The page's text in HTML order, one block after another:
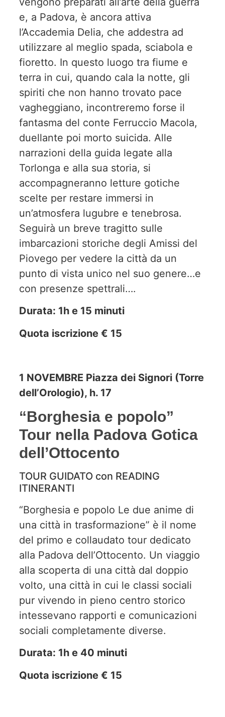
e, a Padova, è ancora attiva
l’Accademia Delia, che addestra ad
utilizzare al meglio spada, sciabola e
fioretto. In questo luogo tra fiume e
terra in cui, quando cala la notte, gli
spiriti che non hanno trovato pace
vagheggiano, incontreremo forse il
fantasma del conte Ferruccio Macola,
duellante poi morto suicida. Alle
narrazioni della guida legate alla
Torlonga e alla sua storia, si
accompagneranno letture gotiche
scelte per restare immersi in
un’atmosfera lugubre e tenebrosa.
Seguirà un breve tragitto sulle
imbarcazioni storiche degli Amissi del
Piovego per vedere la città da un
punto di vista unico nel suo genere…e
con presenze spettrali….
Durata: 1h e 15 minuti
Quota iscrizione € 15
1 NOVEMBRE Piazza dei Signori (Torre
dell’Orologio), h. 17
“Borghesia e popolo”
Tour nella Padova Gotica
dell’Ottocento
TOUR GUIDATO con READING
ITINERANTI
“Borghesia e popolo Le due anime di
una città in trasformazione” è il nome
del primo e collaudato tour dedicato
alla Padova dell’Ottocento. Un viaggio
alla scoperta di una città dal doppio
volto, una città in cui le classi sociali
pur vivendo in pieno centro storico
intessevano rapporti e comunicazioni
sociali completamente diverse.
Durata: 1h e 40 minuti
Quota iscrizione € 15